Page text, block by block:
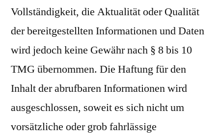
Vollständigkeit, die Aktualität oder Qualität
der bereitgestellten Informationen und Daten
wird jedoch keine Gewähr nach § 8 bis 10
TMG übernommen. Die Haftung für den
Inhalt der abrufbaren Informationen wird
ausgeschlossen, soweit es sich nicht um
vorsätzliche oder grob fahrlässige